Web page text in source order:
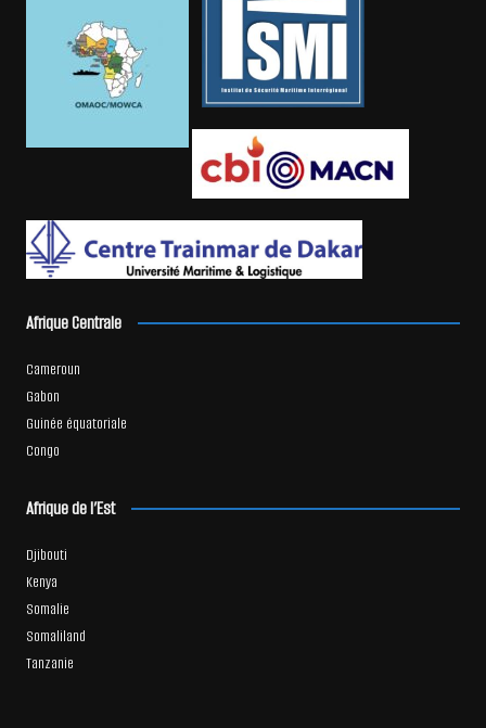
Afrique Centrale
Cameroun
Gabon
Guinée équatoriale
Congo
Afrique de l’Est
Djibouti
Kenya
Somalie
Somaliland
Tanzanie